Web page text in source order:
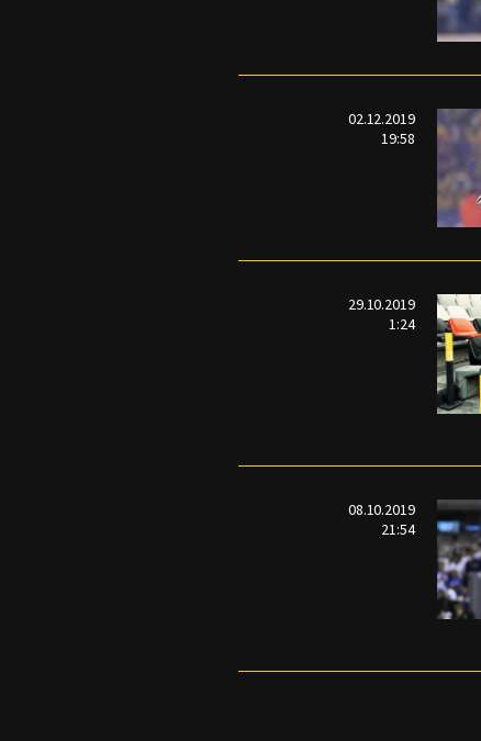
02.12.2019
19:58
29.10.2019
1:24
08.10.2019
21:54